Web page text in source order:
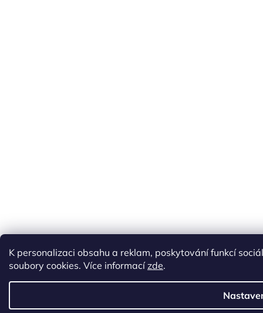
K personalizaci obsahu a reklam, poskytování funkcí
soubory cookies. Více informacízde.